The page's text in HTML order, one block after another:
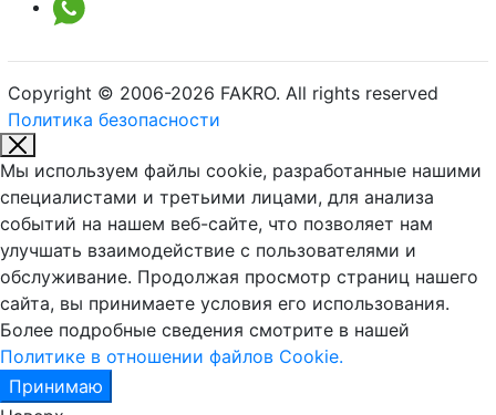
Copyright © 2006-2026 FAKRO. All rights reserved
Политика безопасности
Мы используем файлы cookie, разработанные нашими
специалистами и третьими лицами, для анализа
событий на нашем веб-сайте, что позволяет нам
улучшать взаимодействие с пользователями и
обслуживание. Продолжая просмотр страниц нашего
сайта, вы принимаете условия его использования.
Более подробные сведения смотрите в нашей
Политике в отношении файлов Cookie.
Принимаю